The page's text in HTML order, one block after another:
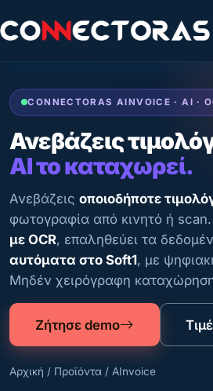
CONNECTORAS AINVOICE · AI ·
Ανεβάζεις
AI το καταχωρεί.
Ανεβάζεις οποιοδήποτε
φωτογραφία από κινητό ή
με OCR, επαληθεύει τα
αυτόματα στο Soft1, με
Μηδέν χειρόγραφη
Ζήτησε demo
Αρχική / Προϊόντα / AInvoice